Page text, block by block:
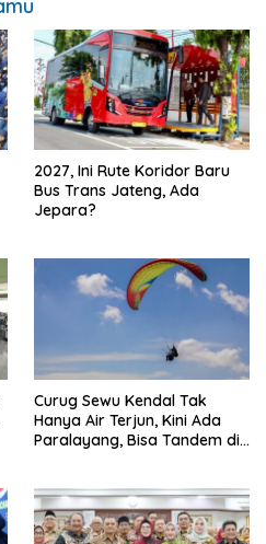
2027, Ini Rute Koridor Baru
Bus Trans Jateng, Ada
Jepara?
Curug Sewu Kendal Tak
Hanya Air Terjun, Kini Ada
Paralayang, Bisa Tandem di